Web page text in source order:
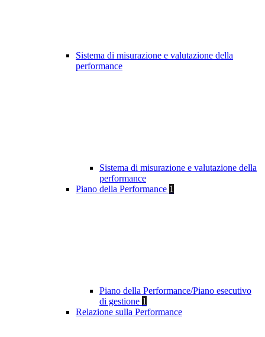
Sistema di misurazione e valutazione della
performance
Sistema di misurazione e valutazione della
performance
Piano della Performance 1
Piano della Performance/Piano esecutivo
di gestione 1
Relazione sulla Performance